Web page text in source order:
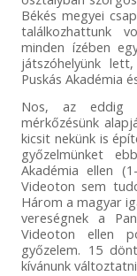
Békés megyei
találkozhattunk
minden ízében
játszóhelyünk
Puskás Akadémia
Nos, az eddig
mérkőzésünk
kicsit nekünk is
győzelmünket
Akadémia ellen
Videoton sem
Három a magyar
vereségnek a
Videoton ellen
győzelem. 15
kívánunk